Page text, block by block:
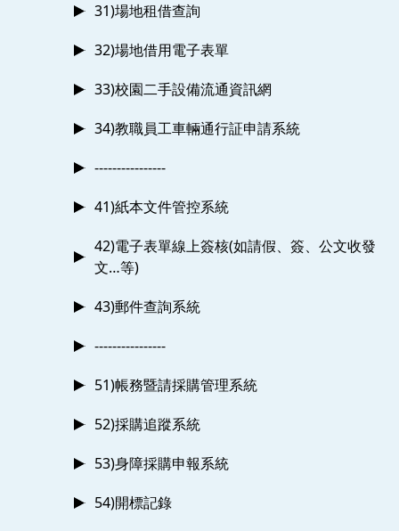
31)場地租借查詢
32)場地借用電子表單
33)校園二手設備流通資訊網
34)教職員工車輛通行証申請系統
----------------
41)紙本文件管控系統
42)電子表單線上簽核(如請假、簽、公文收發
文…等)
43)郵件查詢系統
----------------
51)帳務暨請採購管理系統
52)採購追蹤系統
53)身障採購申報系統
54)開標記錄